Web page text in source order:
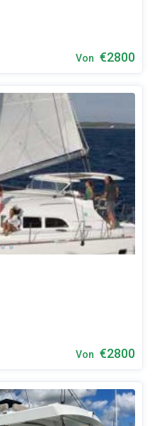
Von €2800
Von €2800